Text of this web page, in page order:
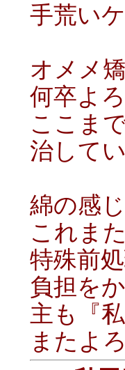
手荒い
オメメ矯
何卒よ
ここま
治して
綿の感じ
これま
特殊前
負担を
主も『
またよ